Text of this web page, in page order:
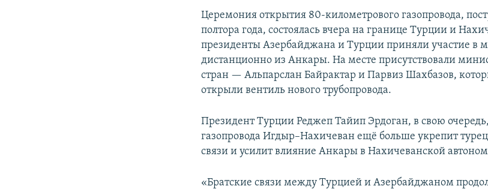
Церемония открытия 80-километрового газопровода,
полтора года, состоялась вчера на границе Турции и
президенты Азербайджана и Турции приняли участие в
дистанционно из Анкары. На месте присутствовали
стран — Альпарслан Байрактар и Парвиз Шахбазов,
открыли вентиль нового трубопровода.
Президент Турции Реджеп Тайип Эрдоган, в свою очередь,
газопровода Игдыр–Нахичеван ещё больше укрепит
связи и усилит влияние Анкары в Нахичеванской
«Братские связи между Турцией и Азербайджаном